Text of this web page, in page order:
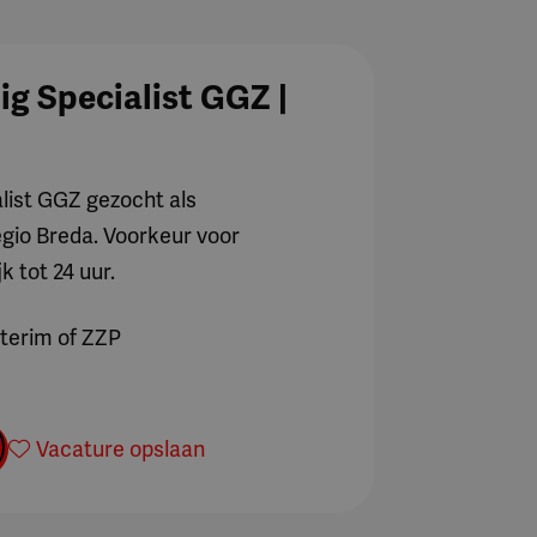
training of uitbetaling in geld.
laptop te aanschaffen of het
Specialist GGZ |
GGZ gezocht als
Breda. Voorkeur voor
tot 24 uur.
of ZZP
Vacature opslaan